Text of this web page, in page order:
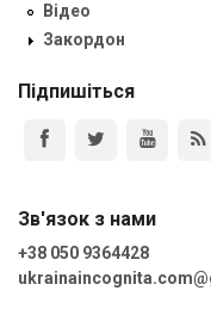
Відео
Закордон
Підпишіться
Зв'язок з нами
+38 050 9364428